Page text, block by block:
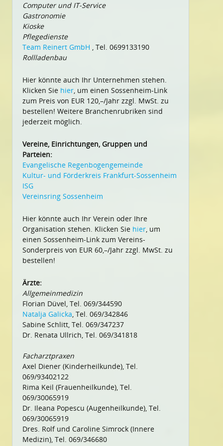
Computer und IT-Service
Gastronomie
Kioske
Pflegedienste
Team Reinert GmbH , Tel. 0699133190
Rollladenbau
Hier könnte auch Ihr Unternehmen stehen.
Klicken Sie hier, um einen Sossenheim-Link
zum Preis von EUR 120,–/Jahr zzgl. MwSt. zu
bestellen! Weitere Branchenrubriken sind
jederzeit möglich.
Vereine, Einrichtungen, Gruppen und
Parteien:
Evangelische Regenbogengemeinde
Kultur- und Förderkreis Frankfurt-Sossenheim
ISG
Vereinsring Sossenheim
Hier könnte auch Ihr Verein oder Ihre
Organisation stehen. Klicken Sie hier, um
einen Sossenheim-Link zum Vereins-
Sonderpreis von EUR 60,–/Jahr zzgl. MwSt. zu
bestellen!
Ärzte:
Allgemeinmedizin
Florian Düvel, Tel. 069/344590
Natalja Galicka, Tel. 069/342846
Sabine Schlitt, Tel. 069/347237
Dr. Renata Ullrich, Tel. 069/341818
Facharztpraxen
Axel Diener (Kinderheilkunde), Tel.
069/93402122
Rima Keil (Frauenheilkunde), Tel.
069/30065919
Dr. Ileana Popescu (Augenheilkunde), Tel.
069/30065919
Dres. Rolf und Caroline Simrock (Innere
Medizin), Tel. 069/346680